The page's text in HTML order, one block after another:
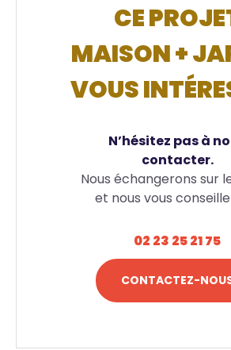
CE
MAISON +
VOUS
N’hésitez pas à
contacter.
Nous échangerons sur
et nous vous
02 23 25 21 75
CONTACTEZ-